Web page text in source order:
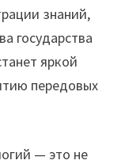
знаний,
государства
яркой
передовых
— это не